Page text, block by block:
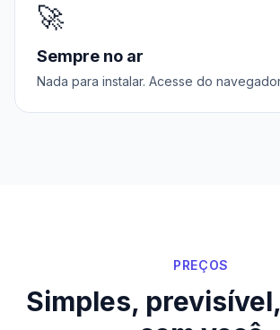
🚀
Sempre no ar
Nada para instalar. Acesse do
PREÇOS
Simples,